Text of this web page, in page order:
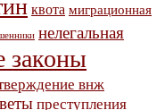
квота миграционная
нелегальная
законы
внж
преступления